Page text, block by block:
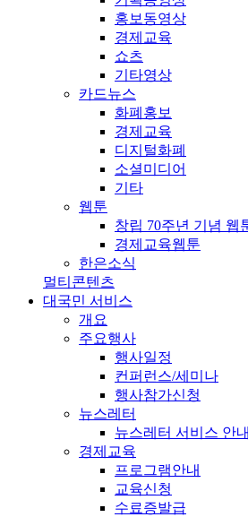
홍보동영상
경제교육
쇼츠
기타영상
카드뉴스
화폐홍보
경제교육
디지털화폐
소셜미디어
기타
웹툰
창립 70주년 기념 웹
경제교육웹툰
한은소식
멀티콘텐츠
대국민 서비스
개요
주요행사
행사일정
컨퍼런스/세미나
행사참가신청
뉴스레터
뉴스레터 서비스 안
경제교육
프로그램안내
교육신청
수료증발급